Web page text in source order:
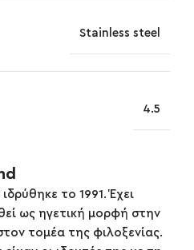
Stainless steel
4.5
το 1991. Έχει
ως ηγετική μορφή στην
τομέα της φιλοξενίας.